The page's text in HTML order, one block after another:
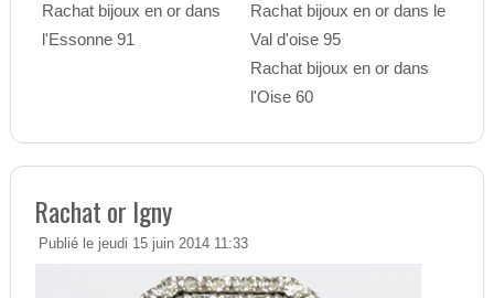
Rachat bijoux en or dans
l'Essonne 91
Rachat bijoux en or dans le
Val d'oise 95
Rachat bijoux en or dans
l'Oise 60
Rachat or Igny
Publié le jeudi 15 juin 2014 11:33